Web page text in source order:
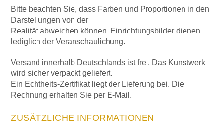
Bitte beachten Sie, dass Farben und Proportionen in den
Darstellungen von der
Realität abweichen können. Einrichtungsbilder dienen
lediglich der Veranschaulichung.
Versand innerhalb Deutschlands ist frei. Das Kunstwerk
wird sicher verpackt geliefert.
Ein Echtheits-Zertifikat liegt der Lieferung bei. Die
Rechnung erhalten Sie per E-Mail.
ZUSÄTZLICHE INFORMATIONEN